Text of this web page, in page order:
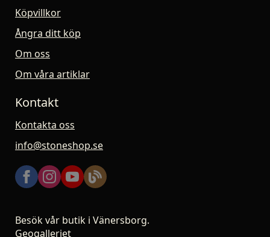
Köpvillkor
Ångra ditt köp
Om oss
Om våra artiklar
Kontakt
Kontakta oss
info@stoneshop.se
Besök vår butik i Vänersborg.
Geogalleriet